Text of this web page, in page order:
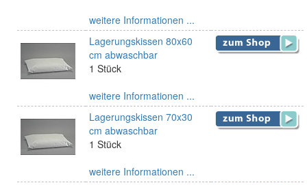
weitere Informationen ...
Lagerungskissen 80x60
cm abwaschbar
1 Stück
weitere Informationen ...
Lagerungskissen 70x30
cm abwaschbar
1 Stück
weitere Informationen ...